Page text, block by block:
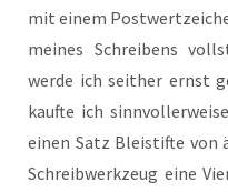
mit einem
mei­nes Schrei­bens
wer­de ich seit­her ernst
kauf­te ich
einen Satz Blei­stif­te von
Schreib­werk­zeug eine